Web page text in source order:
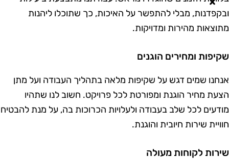
מבלי להתפשר על האיכות, כך שתוכלו ליהנות
מהירות ומדויקות.
ומחירים הוגנים
שמים דגש על שקיפות מלאה בתהליך העבודה ועל מתן
מחיר הוגנת ומפורטת לכל פרויקט. חשוב לנו שתהיו
לכל שלב בעבודה ולעלויות הכרוכות בה, על מנת להבטיח
שירות חיובית והוגנת.
לקוחות מעולה